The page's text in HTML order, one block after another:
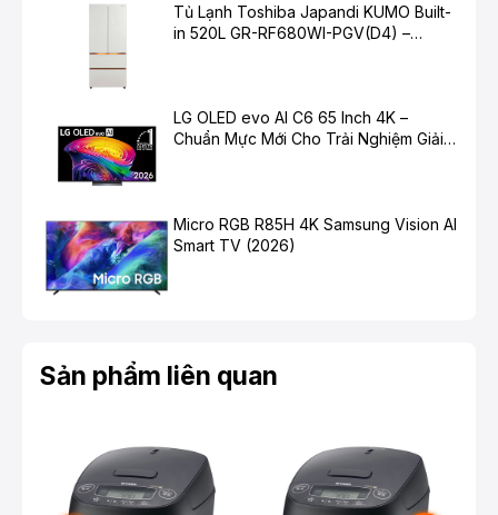
Lòng nồi phủ chống dính cao cấp
Lòng nồi dày 2.5mm phủ chống dính Teflon bền bỉ, tiện
lợi sử dụng và dễ dàng vệ sinh.
Công nghệ nhiệt 3D
Khi mâm nhiệt nóng lên, lượng nhiệt tỏa đều từ mọi phía
Tủ Lạnh Toshiba Japandi KUMO Built-
in 520L GR-RF680WI-PGV(D4) –
LG OLED evo AI C6 65 Inch 4K –
Chuẩn Mực Mới Cho Trải Nghiệm Giải
Micro RGB R85H 4K Samsung Vision AI
Smart TV (2026)
Sản phẩm liên quan